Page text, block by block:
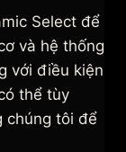
Select để
và hệ thống
với điều kiện
thể tùy
chúng tôi để